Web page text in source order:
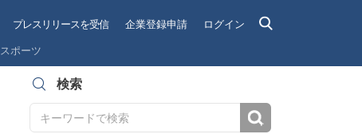
プレスリリースを受信 企業登録申請 ログイン
スポーツ
検索